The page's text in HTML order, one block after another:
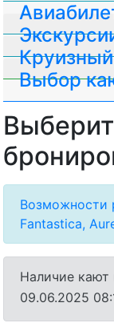
Выбор
Возможности
Fantastica,
Наличие кают
09.06.2025